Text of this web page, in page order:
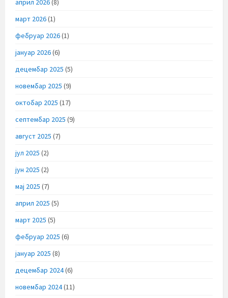
април 2026(8)
март 2026(1)
фебруар 2026(1)
јануар 2026(6)
децембар 2025 (5)
новембар 2025 (9)
октобар 2025 (17)
септембар 2025 (9)
август 2025 (7)
јул 2025 (2)
јун 2025 (2)
мај 2025 (7)
април 2025 (5)
март 2025 (5)
фебруар 2025 (6)
јануар 2025 (8)
децембар 2024(6)
новембар 2024(11)